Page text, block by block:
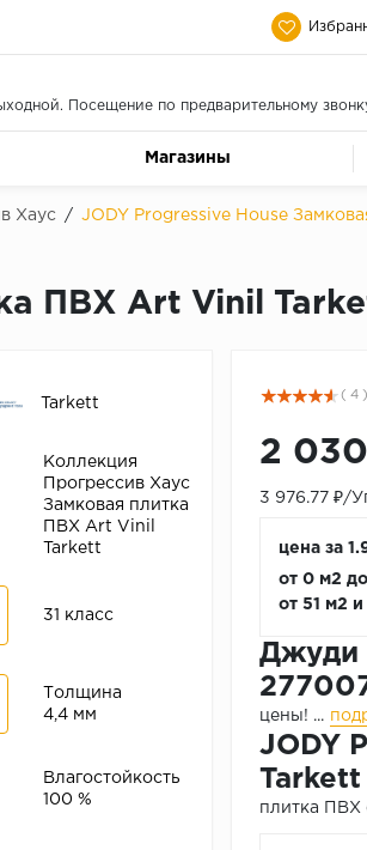
Посещение по предварительному
Магазины
Хаус / JODY Progressive House
ПВХ Art Vinil
Tarkett
Коллекция
Прогрессив Хаус
Замковая плитка
ПВХ Art Vinil
Tarkett
31 класс
Толщина
4,4 мм
Влагостойкость
100 %
( 4 )
2
3 976.77 ₽/
цена за
от 0 м2
от 51 м2
Джуди
цены! ...
JODY
плитка ПВХ